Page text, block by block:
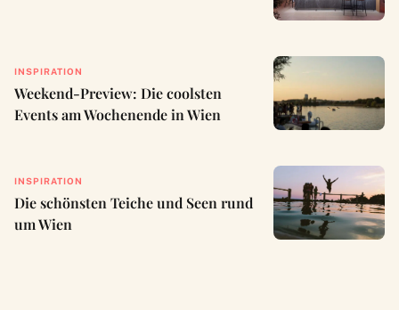
INSPIRATION
Weekend-Preview: Die coolsten
Events am Wochenende in Wien
INSPIRATION
Die schönsten Teiche und Seen rund
um Wien